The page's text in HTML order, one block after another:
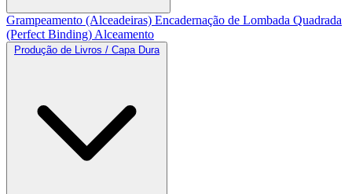
Grampeamento (Alceadeiras) Encadernação de Lombada Quadrada
(Perfect Binding) Alceamento
Produção de Livros / Capa Dura